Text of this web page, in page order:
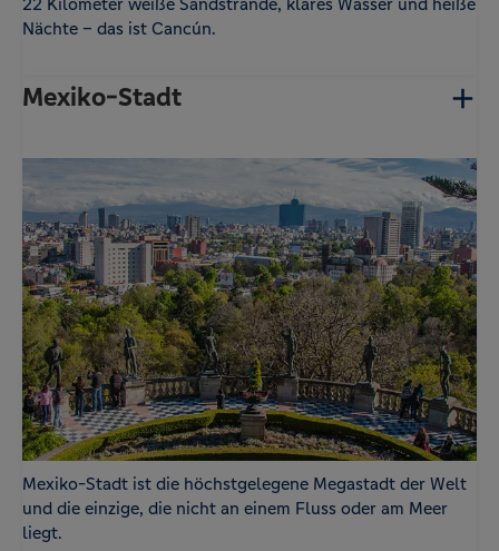
Nächte – das ist Cancún.
Mexiko-Stadt
Mexiko-Stadt ist die höchstgelegene Megastadt der Welt
und die einzige, die nicht an einem Fluss oder am Meer
liegt.